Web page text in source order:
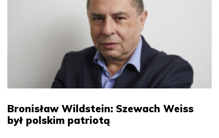
Bronisław Wildstein: Szewach Weiss
był polskim patriotą